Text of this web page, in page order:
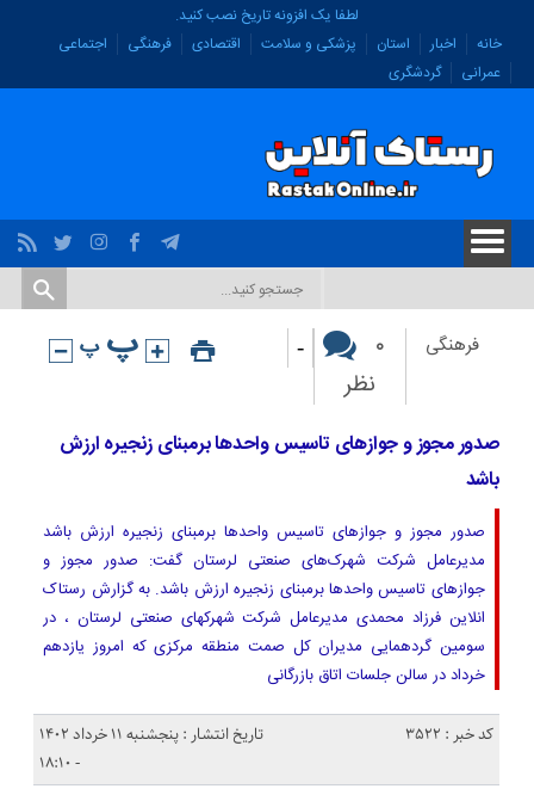
لطفا یک افزونه تاریخ نصب کنید.
خانه
اخبار استان پزشکی و سلامت اقتصادی فرهنگی
اجتماعی
عمرانی
گردشگری
فرهنگی
۰
نظر
-
صدور مجوز و جوازهای تاسیس واحدها برمبنای زنجیره ارزش
باشد
صدور مجوز و جوازهای تاسیس واحدها برمبنای زنجیره ارزش باشد
مدیرعامل شرکت شهرک‌های صنعتی لرستان گفت: صدور مجوز و
جوازهای تاسیس واحدها برمبنای زنجیره ارزش باشد. به گزارش رستاک
انلاین فرزاد محمدی مدیرعامل شرکت شهرکهای صنعتی لرستان ، در
سومین گردهمایی مدیران کل صمت منطقه مرکزی که امروز یازدهم
خرداد در سالن جلسات اتاق بازرگانی
کد خبر : 3522
تاریخ انتشار : پنجشنبه ۱۱ خرداد ۱۴۰۲
- ۱۸:۱۰